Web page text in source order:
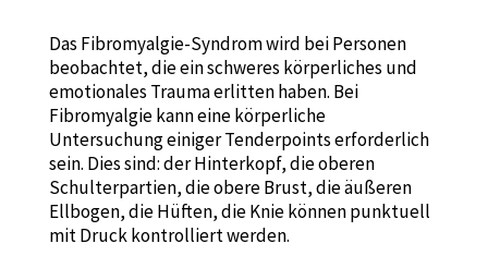
Das Fibromyalgie-Syndrom wird bei Personen
beobachtet, die ein schweres körperliches und
emotionales Trauma erlitten haben. Bei
Fibromyalgie kann eine körperliche
Untersuchung einiger Tenderpoints erforderlich
sein. Dies sind: der Hinterkopf, die oberen
Schulterpartien, die obere Brust, die äußeren
Ellbogen, die Hüften, die Knie können punktuell
mit Druck kontrolliert werden.